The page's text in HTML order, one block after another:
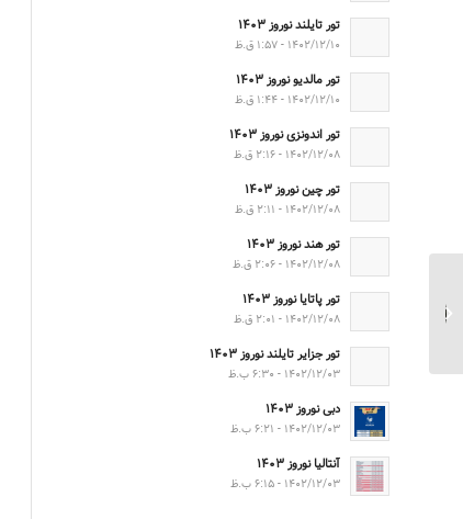
تور تایلند نوروز ۱۴۰۳
۱۴۰۲/۱۲/۱۰ - ۱:۵۷ ق.ظ
تور مالدیو نوروز ۱۴۰۳
۱۴۰۲/۱۲/۱۰ - ۱:۴۴ ق.ظ
تور اندونزی نوروز ۱۴۰۳
۱۴۰۲/۱۲/۰۸ - ۲:۱۶ ق.ظ
تور چین نوروز ۱۴۰۳
۱۴۰۲/۱۲/۰۸ - ۲:۱۱ ق.ظ
تور هند نوروز ۱۴۰۳
۱۴۰۲/۱۲/۰۸ - ۲:۰۶ ق.ظ
تور پاتایا نوروز ۱۴۰۳
۱۴۰۲/۱۲/۰۸ - ۲:۰۱ ق.ظ
تور جزایر تایلند نوروز ۱۴۰۳
۱۴۰۲/۱۲/۰۳ - ۶:۳۰ ب.ظ
دبی نوروز ۱۴۰۳
۱۴۰۲/۱۲/۰۳ - ۶:۲۱ ب.ظ
آنتالیا نوروز ۱۴۰۳
۱۴۰۲/۱۲/۰۳ - ۶:۱۵ ب.ظ
حکیم سید ابوالقاسم میر
فندرسکی